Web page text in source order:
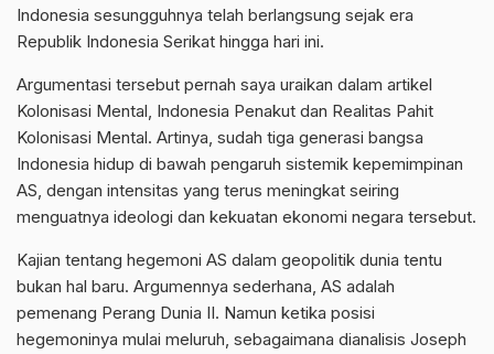
Indonesia sesungguhnya telah berlangsung sejak era
Republik Indonesia Serikat hingga hari ini.
Argumentasi tersebut pernah saya uraikan dalam artikel
Kolonisasi Mental, Indonesia Penakut dan Realitas Pahit
Kolonisasi Mental. Artinya, sudah tiga generasi bangsa
Indonesia hidup di bawah pengaruh sistemik kepemimpinan
AS, dengan intensitas yang terus meningkat seiring
menguatnya ideologi dan kekuatan ekonomi negara tersebut.
Kajian tentang hegemoni AS dalam geopolitik dunia tentu
bukan hal baru. Argumennya sederhana, AS adalah
pemenang Perang Dunia II. Namun ketika posisi
hegemoninya mulai meluruh, sebagaimana dianalisis Joseph